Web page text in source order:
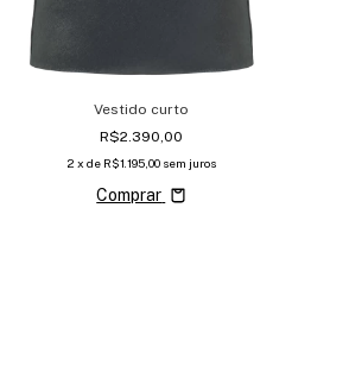
Vestido curto
R$2.390,00
2 x de R$1.195,00 sem juros
Comprar